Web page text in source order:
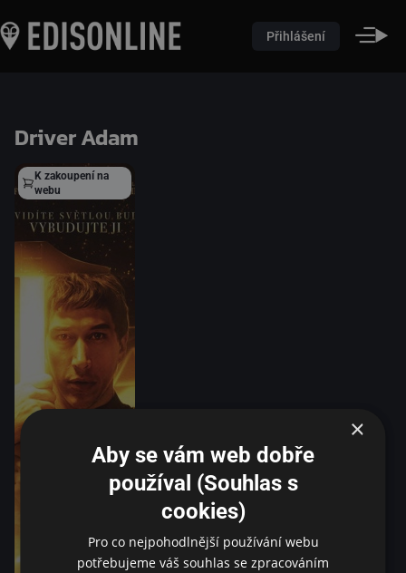
Přihlášení
Driver Adam
K zakoupení na
webu
×
Aby se vám web dobře
používal (Souhlas s
cookies)
Pro co nejpohodlnější používání webu
potřebujeme váš souhlas se zpracováním